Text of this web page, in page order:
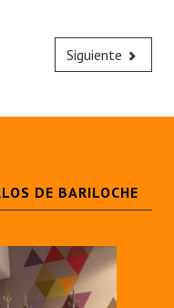
Siguiente
DE BARILOCHE